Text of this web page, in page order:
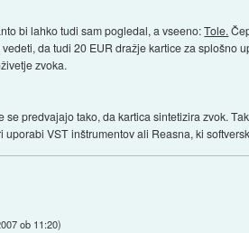
bi lahko tudi sam pogledal, a vseeno:Tole.
da tudi 20 EUR dražje kartice za
zvoka.
se predvajajo tako, da kartica sintetizira zvok.
uporabi VST inštrumentov ali Reasna, ki
ob 11:20)